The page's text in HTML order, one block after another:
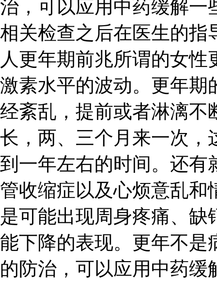
治，可以应用中药缓解一
相关检查之后在医生的指
人更年期前兆所谓的女
激素水平的波动。更年期
经紊乱，提前或者淋漓不
长，两、三个月来一次，
到一年左右的时间。还有
管收缩症以及心烦意乱和
是可能出现周身疼痛、
能下降的表现。更年不是
的防治，可以应用中药